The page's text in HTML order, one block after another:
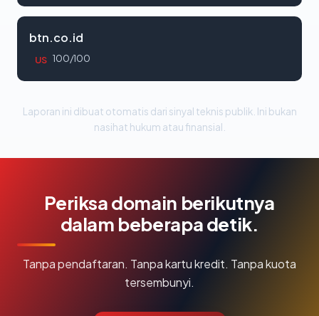
btn.co.id
US 100/100
Laporan ini dibuat otomatis dari sinyal teknis publik. Ini bukan
nasihat hukum atau finansial.
Periksa domain berikutnya
dalam beberapa detik.
Tanpa pendaftaran. Tanpa kartu kredit. Tanpa kuota
tersembunyi.